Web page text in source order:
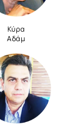
Κύρα
Αδάμ